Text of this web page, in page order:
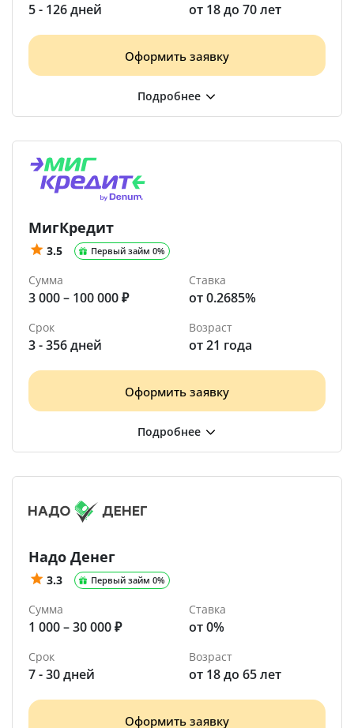
5 - 126 дней от 18 до 70 лет
Оформить заявку
МигКредит
3.5 Первый займ 0%
Сумма
3 000 – 100 000 ₽
Ставка
от 0.2685%
Срок
3 - 356 дней
Возраст
от 21 года
Оформить заявку
Надо Денег
3.3 Первый займ 0%
Сумма
1 000 – 30 000 ₽
Ставка
от 0%
Срок
7 - 30 дней
Возраст
от 18 до 65 лет
Оформить заявку